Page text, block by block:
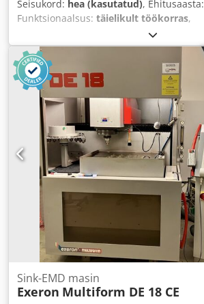
Seisukord: hea (kasutatud), Ehitusaasta:
Funktsionaalsus: täielikult töökorras,
Sink-EMD masin
Exeron Multiform DE 18 CE